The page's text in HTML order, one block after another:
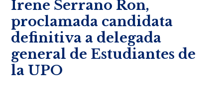
Irene Serrano Ron,
proclamada candidata
definitiva a delegada
general de Estudiantes de
la UPO